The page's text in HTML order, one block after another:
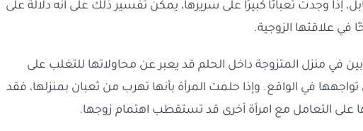
إذا وجدت ثعبانًا كبيرًا على سريرها، يمكن تفسير ذلك على أنه دلالة على
علاقتها الزوجية.
في منزل المتزوجة داخل الحلم قد يعبر عن محاولاتها للتغلب على
في الواقع. وإذا حلمت المرأة بأنها تهرب من ثعبان بمنزلها، فقد
التعامل مع امرأة أخرى قد تستقطب اهتمام زوجها.